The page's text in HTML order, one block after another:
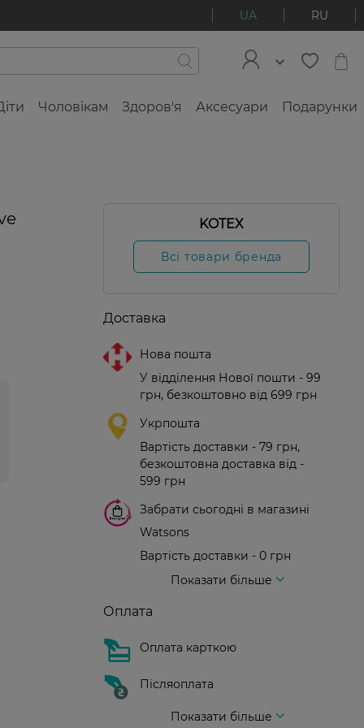
UA RU
Чоловікам Здоров'я Аксесуари Подарунки
KOTEX
Всі товари бренда
Доставка
Нова пошта
У відділення Нової пошти - 99
грн, безкоштовно від 699 грн
Укрпошта
Вартість доставки - 79 грн,
безкоштовна доставка від -
599 грн
Забрати сьогодні в магазині
Watsons
Вартість доставки - 0 грн
Показати більше
Оплата
Оплата карткою
Післяоплата
Показати більше